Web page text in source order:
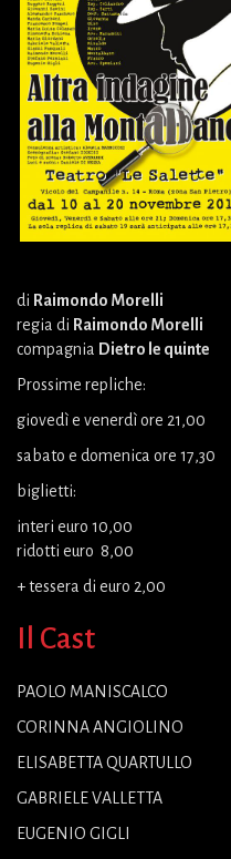
di Raimondo Morelli
regia di Raimondo Morelli
compagnia Dietro le quinte
Prossime repliche:
giovedì e venerdì ore 21,00
sabato e domenica ore 17,30
biglietti:
interi euro 10,00
ridotti euro 8,00
+ tessera di euro 2,00
Il Cast
PAOLO MANISCALCO
CORINNA ANGIOLINO
ELISABETTA QUARTULLO
GABRIELE VALLETTA
EUGENIO GIGLI